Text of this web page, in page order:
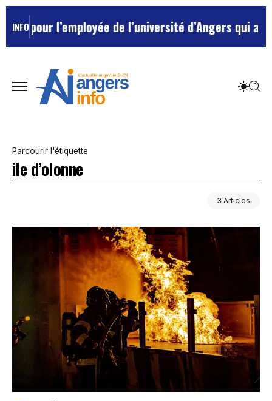
INFOl’employée de l’université d’Angers qui avait
Parcourir l'étiquette
ile d’olonne
3 Articles